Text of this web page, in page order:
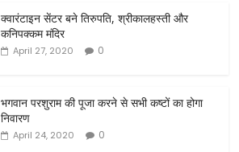
क्वारंटाइन सेंटर बने तिरुपति, श्रीकालहस्ती और
कनिपक्कम मंदिर
April 27, 2020 0
भगवान परशुराम की पूजा करने से सभी कष्टों का होगा
निवारण
April 24, 2020 0